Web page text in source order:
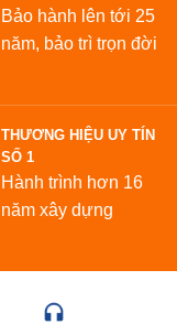
Bảo hành lên tới 25
năm, bảo trì trọn đời
THƯƠNG HIỆU UY TÍN
SỐ 1
Hành trình hơn 16
năm xây dựng